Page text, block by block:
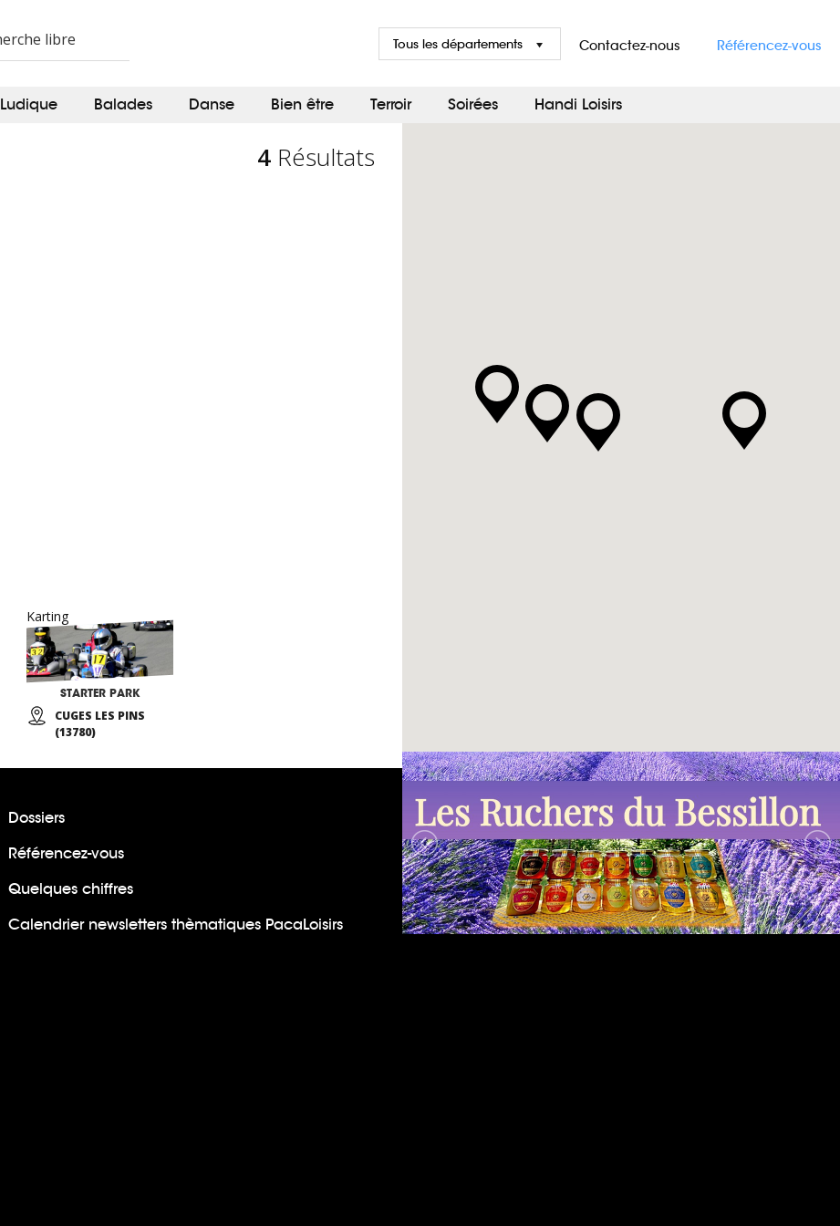
Contactez-nous Référencez-vous
Tous les départements
Ludique Balades Danse Bien être Terroir Soirées Handi Loisirs
4 Résultats
Karting
STARTER PARK
CUGES LES PINS
(13780)
Dossiers
Référencez-vous
Quelques chiffres
Calendrier newsletters thèmatiques PacaLoisirs